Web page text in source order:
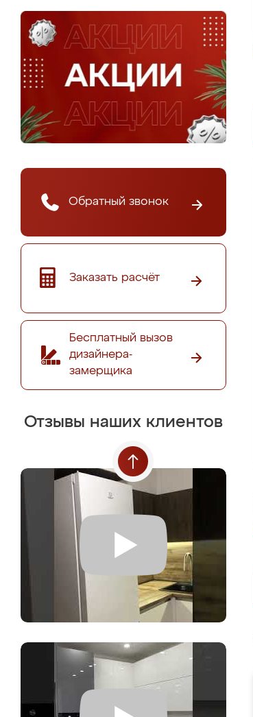
Обратный звонок
Заказать расчёт
Бесплатный вызов
дизайнера-
замерщика
Отзывы наших клиентов